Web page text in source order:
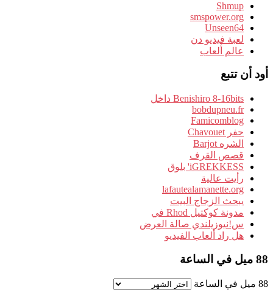
Shmup
smspower.org
Unseen64
لعبة فيديو دن
عالم ألعاب
أود أن تتبع
Benishiro 8-16bits داخل
bobdupneu.fr
Famicomblog
حفر Chavouet
الشره Barjot
قصص القرف
iGREKKESS' بلوق
رأيت عالية
lafautealamanette.org
يبحث الزجاج البيت
مدونة كوكتيل Rhod في
س!نيوزيلندي صالة العرض
هل راد ألعاب الفيديو
88 ميل في الساعة
88 ميل في الساعة